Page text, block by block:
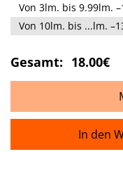
Von 3lm. bis 9.99lm.
Von 10lm. bis ...lm.
Gesamt: 18.00€
In den